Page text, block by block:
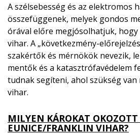
A szélsebesség és az elektromos
összefüggenek, melyek gondos
órával előre megjósolhatjuk, hogy
vihar. A „következmény-
szakértők és mérnökök nevezik,
mentők és a katasztrófavédelem
tudnak segíteni, ahol szükség
vihar.
MILYEN KÁROKAT OKOZOTT
EUNICE/FRANKLIN VIHAR?